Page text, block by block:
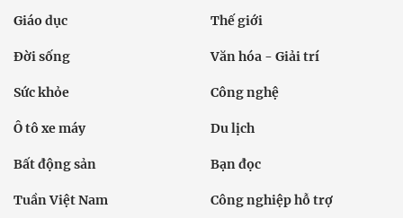
Giáo dục Thế giới
Đời sống Văn hóa - Giải trí
Sức khỏe Công nghệ
Ô tô xe máy Du lịch
Bất động sản Bạn đọc
Tuần Việt Nam Công nghiệp hỗ trợ